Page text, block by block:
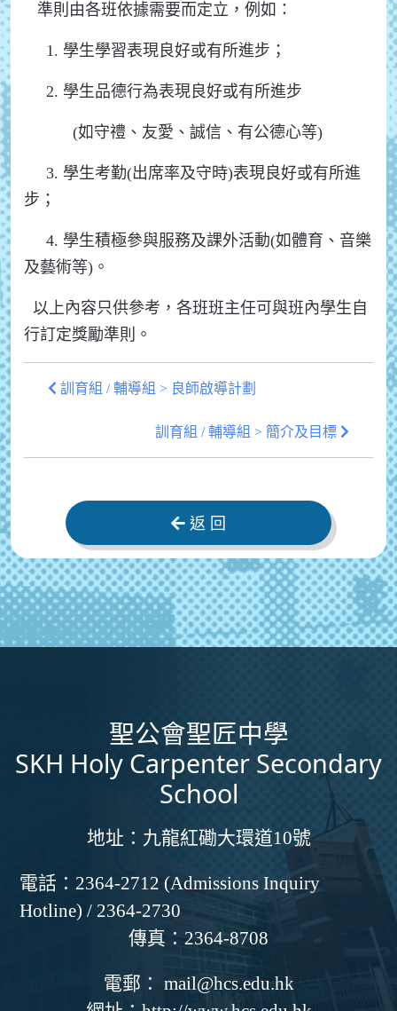
準則由各班依據需要而定立，例如：
1. 學生學習表現良好或有所進步；
2. 學生品德行為表現良好或有所進步
(如守禮、友愛、誠信、有公德心等)
3. 學生考勤(出席率及守時)表現良好或有所進
步；
4. 學生積極參與服務及課外活動(如體育、音樂
及藝術等)。
以上內容只供參考，各班班主任可與班內學生自
行訂定獎勵準則。
訓育組 / 輔導組 > 良師啟導計劃
訓育組 / 輔導組 > 簡介及目標
返 回
聖公會聖匠中學
SKH Holy Carpenter Secondary
School
地址： 九龍紅磡大環道10號
電話： 2364-2712 (Admissions Inquiry
Hotline) / 2364-2730
傳真： 2364-8708
電郵： mail@hcs.edu.hk